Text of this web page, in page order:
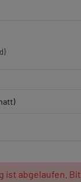
ist abgelaufen.